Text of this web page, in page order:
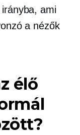
ami
a nézők
élő